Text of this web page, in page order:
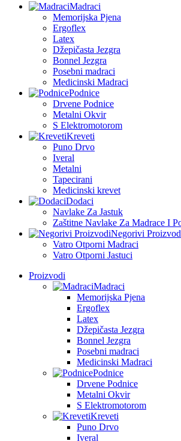
Madraci
Memorijska Pjena
Ergoflex
Latex
Džepičasta Jezgra
Bonnel Jezgra
Posebni madraci
Medicinski Madraci
Podnice
Drvene Podnice
Metalni Okvir
S Elektromotorom
Kreveti
Puno Drvo
Iveral
Metalni
Tapecirani
Medicinski krevet
Dodaci
Navlake Za Jastuk
Zaštitne Navlake Za Madrace I
Negorivi
Vatro Otporni Madraci
Vatro Otporni Jastuci
Proizvodi
Madraci
Memorijska Pjena
Ergoflex
Latex
Džepičasta Jezgra
Bonnel Jezgra
Posebni madraci
Medicinski Madraci
Podnice
Drvene Podnice
Metalni Okvir
S Elektromotorom
Kreveti
Puno Drvo
Iveral